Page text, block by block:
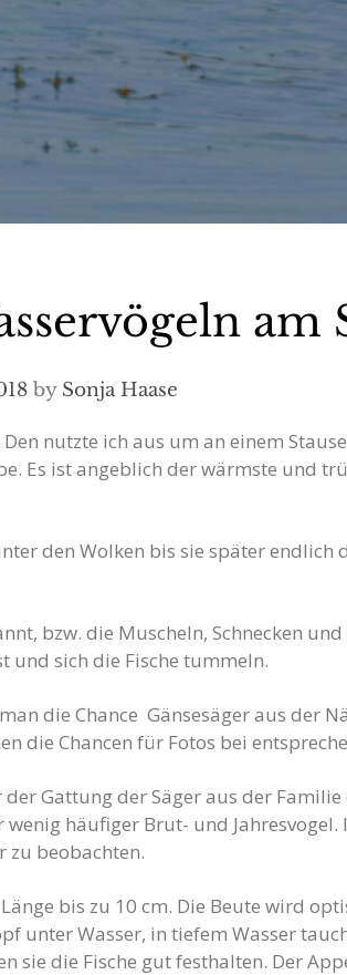
am
by Sonja Haase
nutzte ich aus um an einem
Es ist angeblich der wärmste und
den Wolken bis sie später endlich
bzw. die Muscheln, Schnecken
und sich die Fische tummeln.
die Chance Gänsesäger aus der
Chancen für Fotos bei
Gattung der Säger aus der
häufiger Brut- und
beobachten.
bis zu 10 cm. Die Beute wird
unter Wasser, in tiefem Wasser
sie die Fische gut festhalten. Der